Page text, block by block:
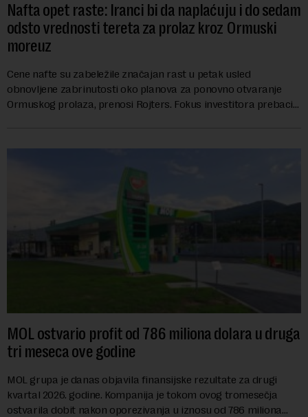
Nafta opet raste: Iranci bi da naplaćuju i do sedam
odsto vrednosti tereta za prolaz kroz Ormuski
moreuz
Cene nafte su zabeležile značajan rast u petak usled
obnovljene zabrinutosti oko planova za ponovno otvaranje
Ormuskog prolaza, prenosi Rojters. Fokus investitora prebacio
MOL ostvario profit od 786 miliona dolara u druga
tri meseca ove godine
MOL grupa je danas objavila finansijske rezultate za drugi
kvartal 2026. godine. Kompanija je tokom ovog tromesečja
ostvarila dobit nakon oporezivanja u iznosu od 786 miliona